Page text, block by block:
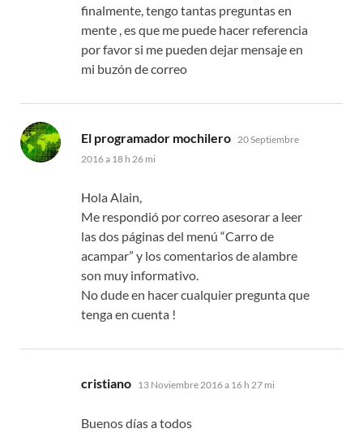
finalmente, tengo tantas preguntas en
mente , es que me puede hacer referencia
por favor si me pueden dejar mensaje en
mi buzón de correo
El programador mochilero dice:
20 Septiembre
2016 a 18 h 26 mi
Hola Alain,
Me respondió por correo asesorar a leer
las dos páginas del menú “Carro de
acampar” y los comentarios de alambre
son muy informativo.
No dude en hacer cualquier pregunta que
tenga en cuenta !
cristiano dice:
13 Noviembre 2016 a 16 h 27 mi
Buenos días a todos